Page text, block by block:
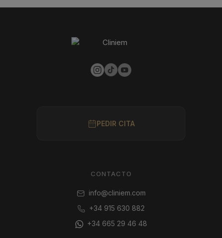
PEDIR CITA
CONTACTO
info@cliniem.com
+34 915 630 882
+34 665 29 46 48